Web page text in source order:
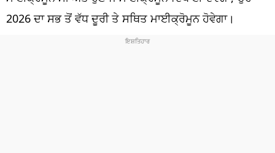
ਖੇਡਾਂ
2026 ਦਾ ਸਭ ਤੋਂ ਵੱਧ ਦੂਰੀ ਤੇ ਸਥਿਤ ਮਾਈਕ੍ਰੋਮੂਨ ਹੋਵੇਗਾ।